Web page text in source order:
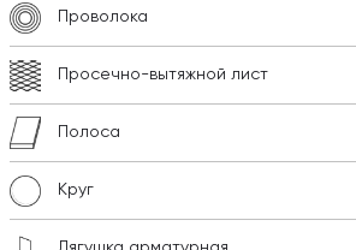
Проволока
Просечно-вытяжной лист
Полоса
Круг